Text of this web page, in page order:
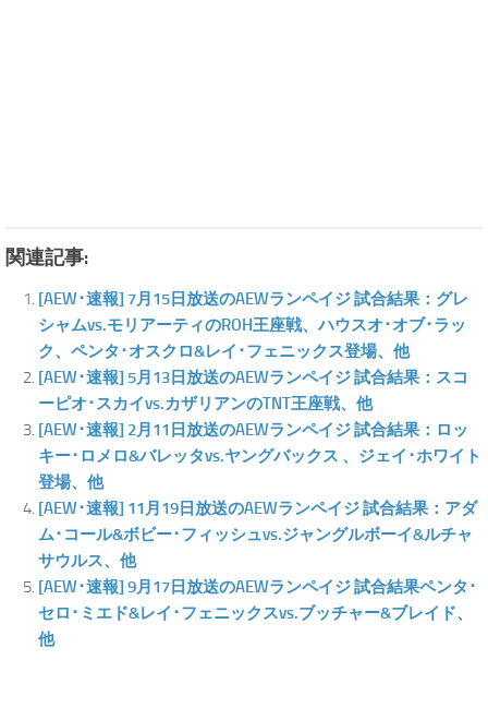
関連記事:
[AEW･速報] 7月15日放送のAEWランペイジ 試合結果：グレ
シャムvs.モリアーティのROH王座戦、ハウスオ･オブ･ラッ
ク、ペンタ･オスクロ&レイ･フェニックス登場、他
[AEW･速報] 5月13日放送のAEWランペイジ 試合結果：スコ
ーピオ･スカイvs.カザリアンのTNT王座戦、他
[AEW･速報] 2月11日放送のAEWランペイジ 試合結果：ロッ
キー･ロメロ&バレッタvs.ヤングバックス 、ジェイ･ホワイト
登場、他
[AEW･速報] 11月19日放送のAEWランペイジ 試合結果：アダ
ム･コール&ボビー･フィッシュvs.ジャングルボーイ&ルチャ
サウルス、他
[AEW･速報] 9月17日放送のAEWランペイジ 試合結果ペンタ･
セロ･ミエド&レイ･フェニックスvs.ブッチャー&ブレイド、
他